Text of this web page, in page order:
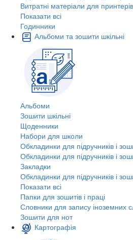
Витратні матеріали для принтерів
Показати всі
Годинники
Альбоми та зошити шкільні
Альбоми
Зошити шкільні
Щоденники
Набори для школи
Обкладинки для підручників і
Обкладинки для підручників і
Закладки
Обкладинки для підручників і
Показати всі
Папки для зошитів і праці
Словники для запису іноземних
Зошити для нот
Картографія